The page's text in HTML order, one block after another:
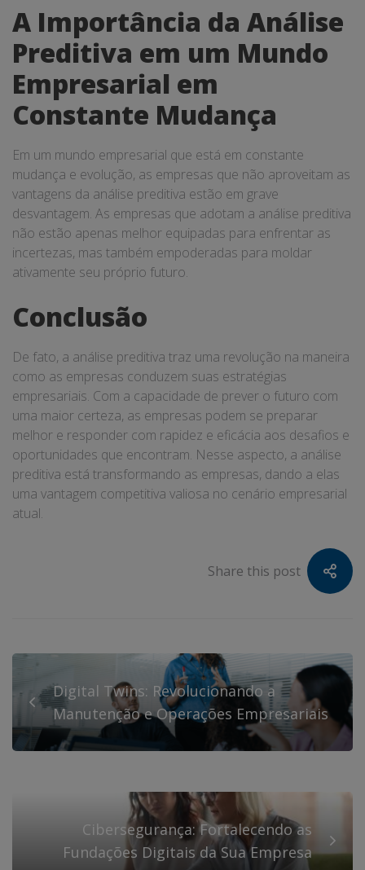
A Importância da Análise
Preditiva em um Mundo
Empresarial em
Constante Mudança
Em um mundo empresarial que está em constante
mudança e evolução, as empresas que não aproveitam as
vantagens da análise preditiva estão em grave
desvantagem. As empresas que adotam a análise preditiva
não estão apenas melhor equipadas para enfrentar as
incertezas, mas também empoderadas para moldar
ativamente seu próprio futuro.
Conclusão
De fato, a análise preditiva traz uma revolução na maneira
como as empresas conduzem suas estratégias
empresariais. Com a capacidade de prever o futuro com
uma maior certeza, as empresas podem se preparar
melhor e responder com rapidez e eficácia aos desafios e
oportunidades que encontram. Nesse aspecto, a análise
preditiva está transformando as empresas, dando a elas
uma vantagem competitiva valiosa no cenário empresarial
atual.
Share this post
Digital Twins: Revolucionando a
Manutenção e Operações Empresariais
Cibersegurança: Fortalecendo as
Fundações Digitais da Sua Empresa